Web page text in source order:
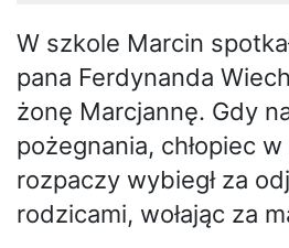
W szkole Marcin
pana Ferdynanda
żonę Marcjannę. Gdy
pożegnania, chłopiec w
rozpaczy wybiegł za
rodzicami, wołając za